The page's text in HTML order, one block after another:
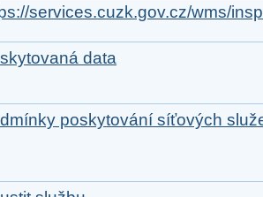
services.cuzk.gov.cz/wms/
data
poskytování síťových